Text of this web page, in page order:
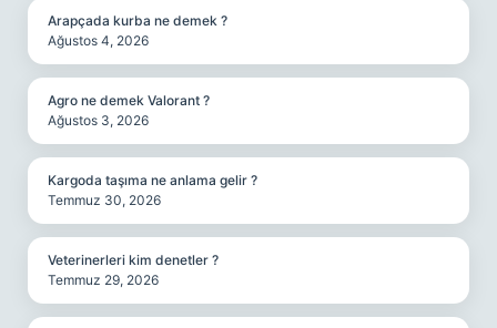
Arapçada kurba ne demek ?
Ağustos 4, 2026
Agro ne demek Valorant ?
Ağustos 3, 2026
Kargoda taşıma ne anlama gelir ?
Temmuz 30, 2026
Veterinerleri kim denetler ?
Temmuz 29, 2026